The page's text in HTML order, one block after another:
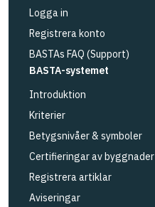
Logga in
Registrera konto
BASTAs FAQ (Support)
BASTA-systemet
Introduktion
Kriterier
Betygsnivåer & symboler
Certifieringar av byggnader
Registrera artiklar
Aviseringar